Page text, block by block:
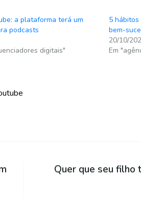
a plataforma terá um
podcasts
digitais"
5
bem-
20/10/
Em
Quer que seu filho